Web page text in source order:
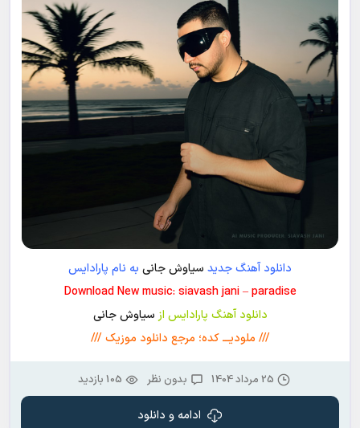
دانلود آهنگ جدید سیاوش جانی به نام پارادایس
Download New music: siavash jani – paradise
دانلود آهنگ پارادایس از سیاوش جانی
/// ملودیـــ کده؛ مرجع دانلود موزیک ///
25 مرداد 1404 بدون نظر 105 بازدید
ادامه و دانلود